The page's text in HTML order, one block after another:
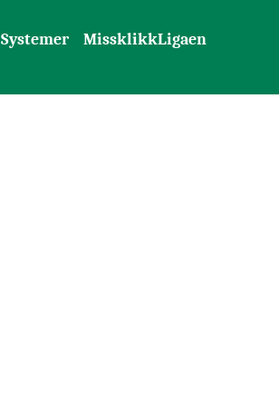
Systemer MissklikkLigaen